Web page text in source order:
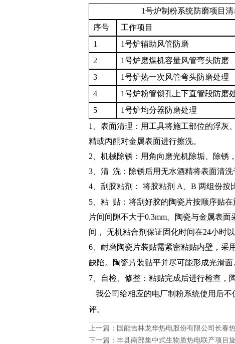
1号炉制粉系统防磨项目清
序号
工作项目
1
1号炉辅助风管防磨
2
1号炉磨煤机容量风管弯头防磨
3
1号炉热一次风管弯头防磨处理
4
1号炉粉管锁孔上下直管段防磨
5
1号炉均分器防磨处理
1
表面清理 ： 用工具将施工部位的浮灰
精或丙酮对金属表面进行擦洗。
2
机械除锈：用角向磨光机除垢、除锈
3、 清 洗：除锈后用无水酒精将表面清洗
4、 刮胶粘剂： 将胶粘剂 A B 两组份按
5、 粘 贴：将刮好胶的陶瓷片按顺序贴
片间间隙不大于0.3mm。陶瓷与金属表面
间， 无机粘合剂保证固化时间在24小时以
6、 耐磨陶瓷片装贴需紧密粘贴内壁，采
缺陷。陶瓷片装贴平并尽可能形成光滑面
7、
自检、修整：粘贴完成后进行检查，
我公司给相应的电厂制粉系统使用后不
评。
上一篇： 国能吉林龙华热电股份有限公司长春
下一篇： 丰县南部集中式生物质热电联产项目